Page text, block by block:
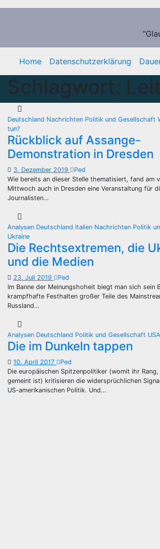
Zum
Home Datenschutzerklärung
Schlagwort:
Deutschland Nachrichten Politik und Gesellschaft
tun?
Rückblick auf Assange-
Demonstration in Dresden
3. Dezember 2019
Ped
Wie bereits an dieser Stelle thematisiert, fand am
Mittwoch auch in Dresden eine Veranstaltung für
Journalisten…
Analysen Deutschland Italien Nachrichten Politik
Ukraine
Die Rechtsextremen, die
und die Medien
23. Juli 2019
Ped
Im Banne der Meinungshoheit biegt man sich sein
krampfhafte Festhalten großer Teile des
Russland…
Analysen Deutschland Politik und Gesellschaft USA
Die im Dunkeln tappen
10. April 2017
Ped
Die europäischen Spitzenpolitiker (womit ihr
gemeint ist) kritisieren die widersprüchlichen
US-amerikanischen Politik. Und…